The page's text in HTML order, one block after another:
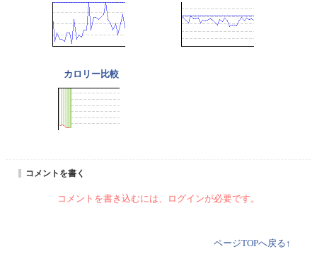
カロリー比較
コメントを書く
コメントを書き込むには、ログインが必要です。
ページTOPへ戻る↑